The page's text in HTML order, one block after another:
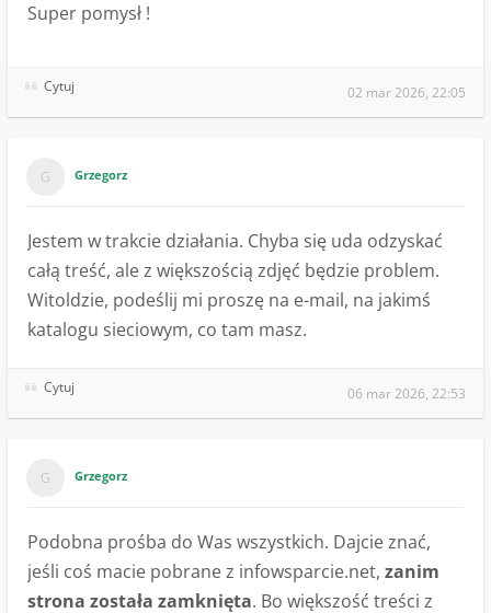
Super pomysł !
Cytuj 02 mar 2026, 22:05
Grzegorz
Jestem w trakcie działania. Chyba się uda odzyskać
całą treść, ale z większością zdjęć będzie problem.
Witoldzie, podeślij mi proszę na e-mail, na jakimś
katalogu sieciowym, co tam masz.
Cytuj 06 mar 2026, 22:53
Grzegorz
Podobna prośba do Was wszystkich. Dajcie znać,
jeśli coś macie pobrane z infowsparcie.net, zanim
strona została zamknięta. Bo większość treści z